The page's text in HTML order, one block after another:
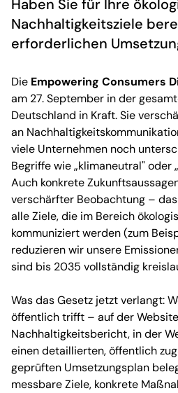
Haben Sie für Ihre
Nachhaltigkeitsziele
erforderlichen
Die Empowering Consumers
am 27.September inder
Deutschland in Kraft.Sie
an
viele Unternehmen noch
Begriffe wie „klimaneutral" oder
Auch konkrete
verschärfter Beobachtung –
alle Ziele, die im Bereich
kommuniziert werden (zum
reduzieren wir unsere
sind bis 2035 vollständig
Was das Gesetz jetzt verlangt:
öffentlich trifft – auf der
Nachhaltigkeitsbericht, in der
einendetaillierten, öffentlich
geprüften Umsetzungsplan
messbare Ziele, konkrete